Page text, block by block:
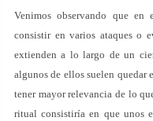
Venimos observando que en
consistir en varios ataques o
extienden a lo largo de un
algunos de ellos suelen quedar
tener mayor relevancia de lo
ritual consistiría en que unos